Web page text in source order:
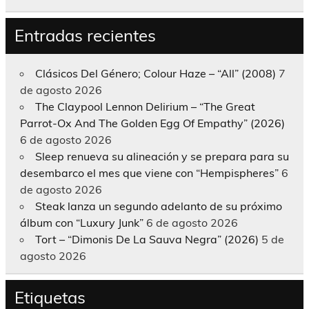
Entradas recientes
Clásicos Del Género; Colour Haze – “All” (2008) 7
de agosto 2026
The Claypool Lennon Delirium – “The Great
Parrot-Ox And The Golden Egg Of Empathy” (2026)
6 de agosto 2026
Sleep renueva su alineación y se prepara para su
desembarco el mes que viene con “Hempispheres” 6
de agosto 2026
Steak lanza un segundo adelanto de su próximo
álbum con “Luxury Junk” 6 de agosto 2026
Tort – “Dimonis De La Sauva Negra” (2026) 5 de
agosto 2026
Etiquetas